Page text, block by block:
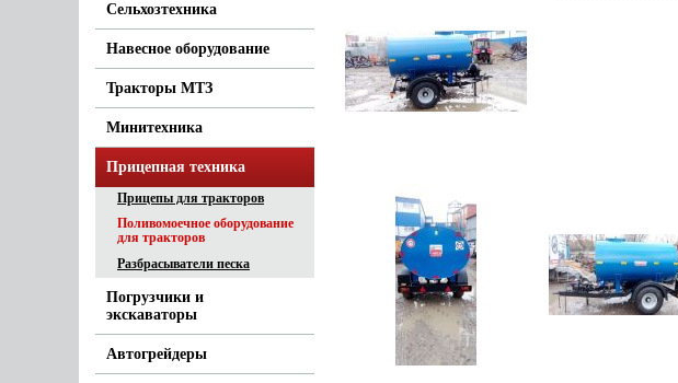
Сельхозтехника
Навесное оборудование
Тракторы МТЗ
Минитехника
Прицепная техника
Прицепы для тракторов
Поливомоечное оборудование
для тракторов
Разбрасыватели песка
Погрузчики и
экскаваторы
Автогрейдеры